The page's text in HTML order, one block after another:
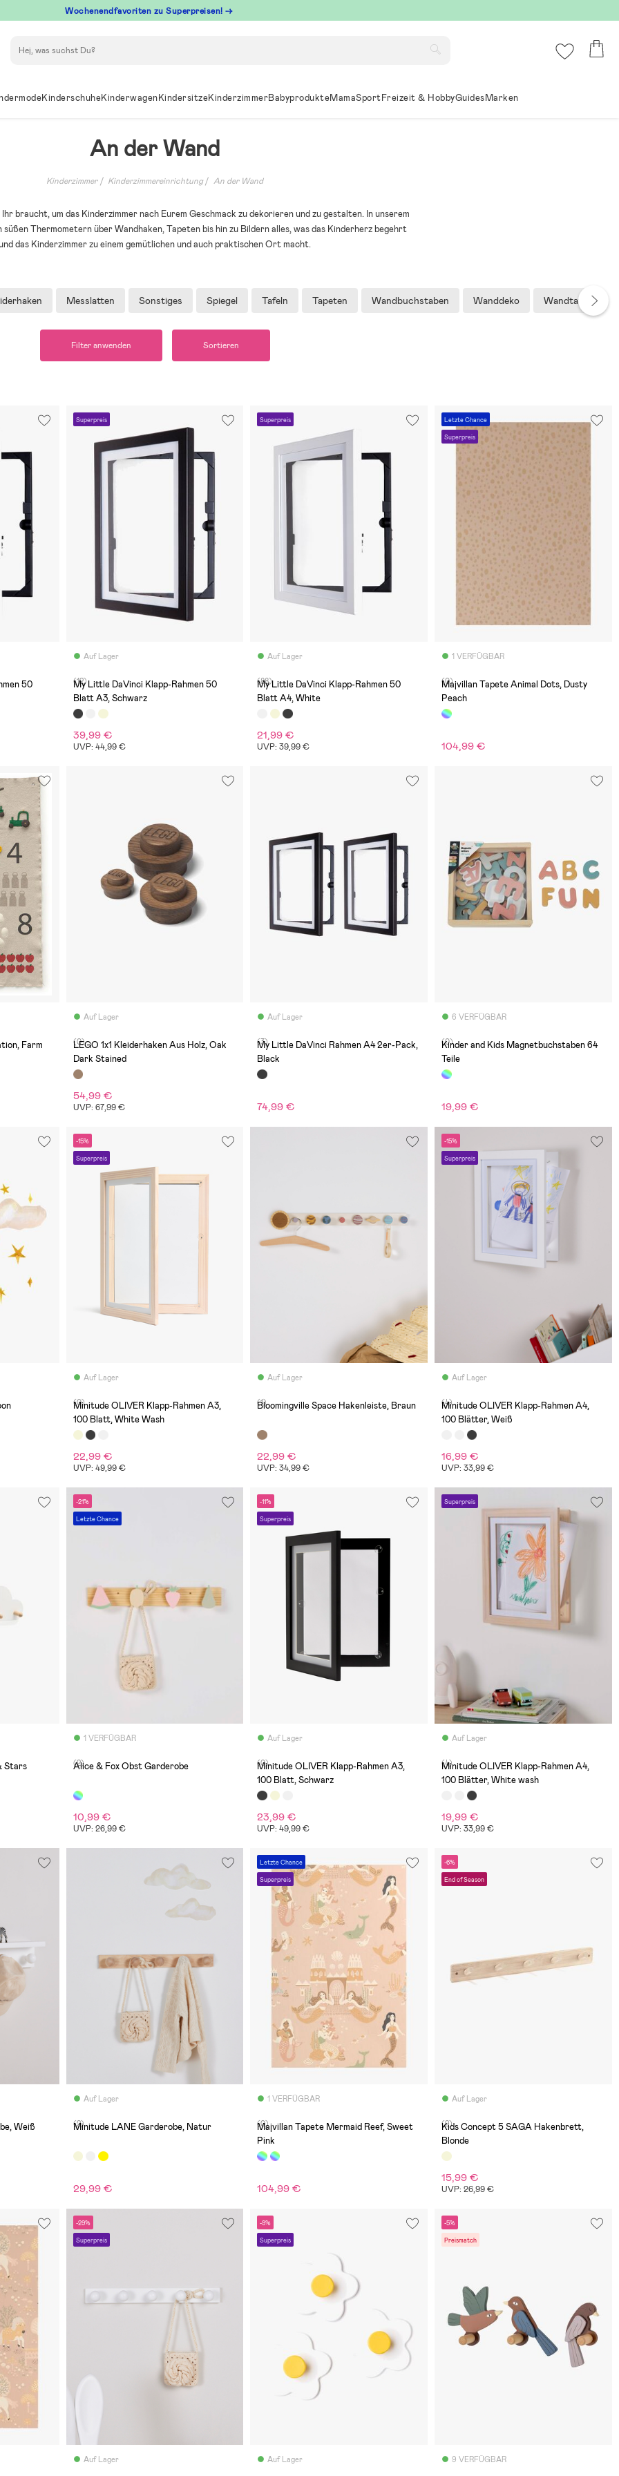
Wochenendfavoriten zu Superpreisen! →
KinderschuheKinderwagenKindersitzeKinderzimmerBabyprodukteMamaSportFreizeit & HobbyGuidesMarken
An der Wand
Kinderzimmer Kinderzimmereinrichtung An der Wand
braucht, um das Kinderzimmer nach Eurem Geschmack zu dekorieren und zu gestalten. In unserem
Thermometern über Wandhaken, Tapeten bis hin zu Bildern alles, was das Kinderherz begehrt
das Kinderzimmer zu einem gemütlichen und auch praktischen Ort macht.
Messlatten Sonstiges Spiegel Tafeln Tapeten Wandbuchstaben Wanddeko Wandtattoos & -
Filter anwenden Sortieren
50
Superpreis
Auf Lager
(12)
My Little DaVinci Klapp-Rahmen 50
Blatt A3, Schwarz
39,99 €
UVP: 44,99 €
Superpreis
Auf Lager
(88)
My Little DaVinci Klapp-Rahmen 50
Blatt A4, White
21,99 €
UVP: 39,99 €
Letzte Chance
Superpreis
1 VERFÜGBAR
(0)
Majvillan Tapete Animal Dots, Dusty
Peach
104,99 €
Farm
Auf Lager
(0)
LEGO 1x1 Kleiderhaken Aus Holz, Oak
Dark Stained
54,99 €
UVP: 67,99 €
Auf Lager
(3)
My Little DaVinci Rahmen A4 2er-Pack,
Black
74,99 €
6 VERFÜGBAR
(0)
Kinder and Kids Magnetbuchstaben 64
Teile
19,99 €
-15%
Superpreis
Auf Lager
(0)
Minitude OLIVER Klapp-Rahmen A3,
100 Blatt, White Wash
22,99 €
UVP: 49,99 €
Auf Lager
(1)
Bloomingville Space Hakenleiste, Braun
22,99 €
UVP: 34,99 €
-15%
Superpreis
Auf Lager
(4)
Minitude OLIVER Klapp-Rahmen A4,
100 Blätter, Weiß
16,99 €
UVP: 33,99 €
Stars
-21%
Letzte Chance
1 VERFÜGBAR
(2)
Alice & Fox Obst Garderobe
10,99 €
UVP: 26,99 €
-11%
Superpreis
Auf Lager
(0)
Minitude OLIVER Klapp-Rahmen A3,
100 Blatt, Schwarz
23,99 €
UVP: 49,99 €
Superpreis
Auf Lager
(4)
Minitude OLIVER Klapp-Rahmen A4,
100 Blätter, White wash
19,99 €
UVP: 33,99 €
Weiß
Auf Lager
(2)
Minitude LANE Garderobe, Natur
29,99 €
Letzte Chance
Superpreis
1 VERFÜGBAR
(0)
Majvillan Tapete Mermaid Reef, Sweet
Pink
104,99 €
-6%
End of Season
Auf Lager
(2)
Kids Concept 5 SAGA Hakenbrett,
Blonde
15,99 €
UVP: 26,99 €
-29%
Superpreis
Auf Lager
-9%
Superpreis
Auf Lager
-5%
Preismatch
9 VERFÜGBAR